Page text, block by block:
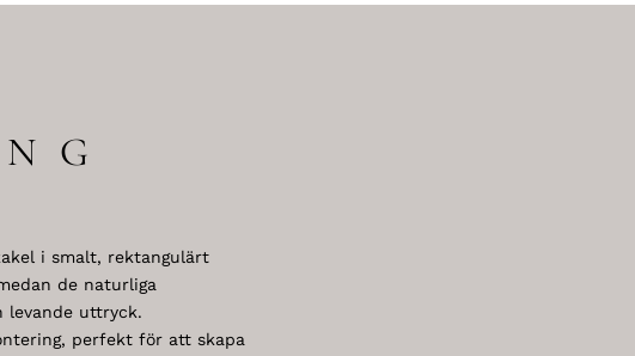
i smalt, rektangulärt
de naturliga
levande uttryck.
perfekt för att skapa